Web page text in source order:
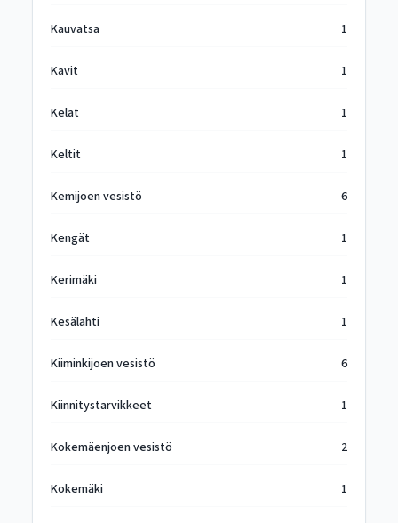
Kauvatsa 1
Kavit 1
Kelat 1
Keltit 1
Kemijoen vesistö 6
Kengät 1
Kerimäki 1
Kesälahti 1
Kiiminkijoen vesistö 6
Kiinnitystarvikkeet 1
Kokemäenjoen vesistö 2
Kokemäki 1